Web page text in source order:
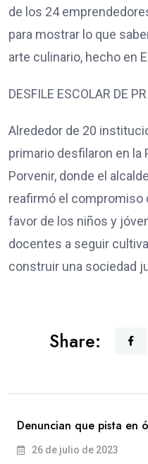
de los 24
para mostrar lo que
arte culinario, hecho en
DESFILE ESCOLAR DE
Alrededor de 20
primario desfilaron en la
Porvenir, donde el
reafirmó el compromiso
favor de los niños y
docentes a seguir
construir una sociedad
Share:
Denuncian que pista en
26 de julio de 2023